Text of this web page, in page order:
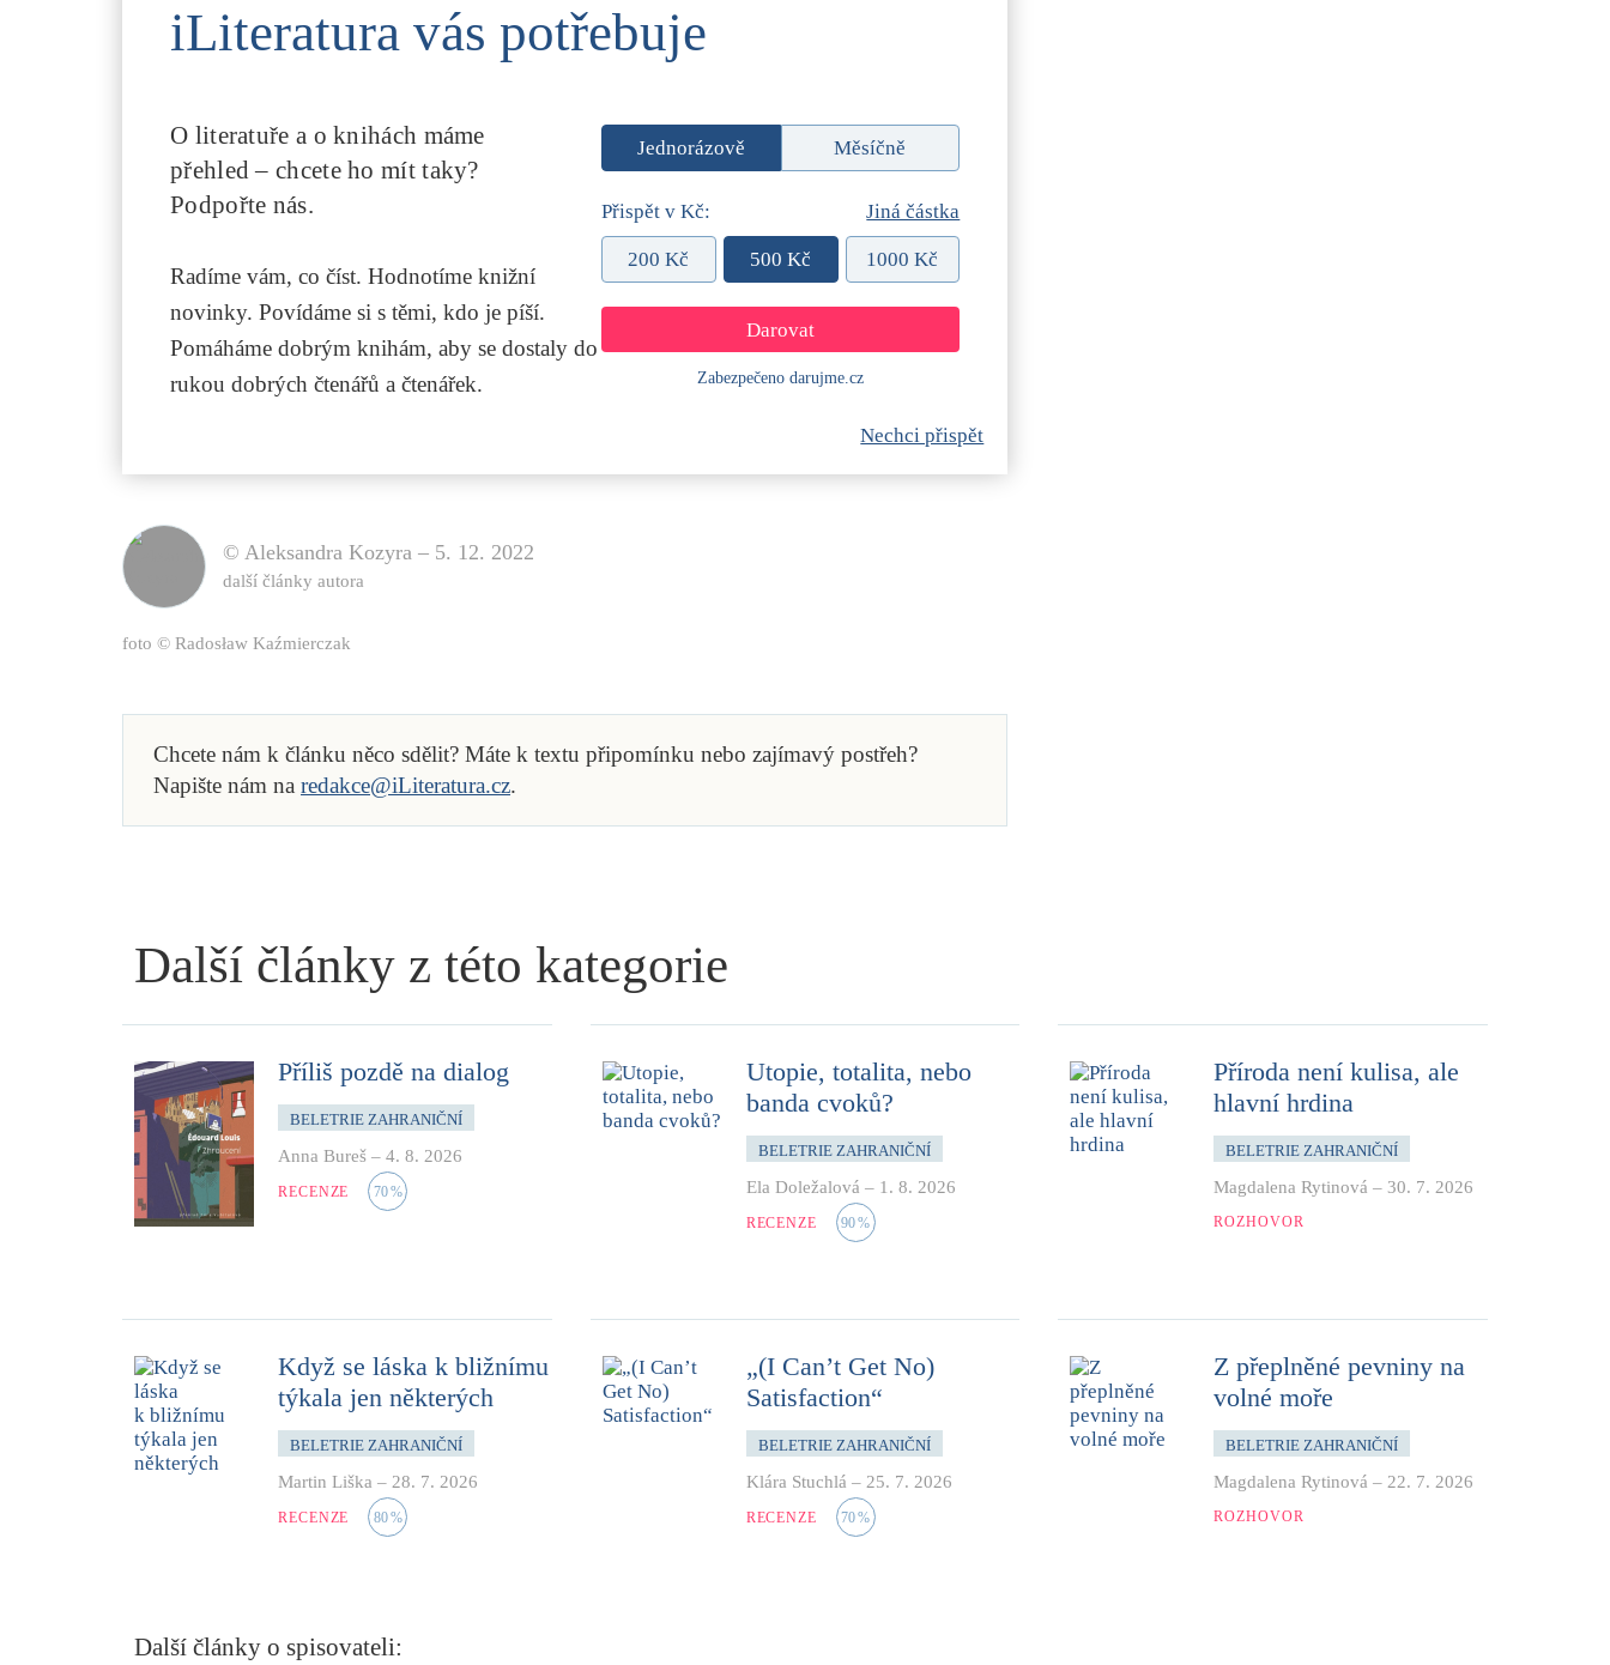
iLiteratura vás potřebuje
O literatuře a o knihách máme
přehled – chcete ho mít taky?
Podpořte nás.
Radíme vám, co číst. Hodnotíme knižní
novinky. Povídáme si s těmi, kdo je píší.
Pomáháme dobrým knihám, aby se dostaly do
rukou dobrých čtenářů a čtenářek.
Jednorázově Měsíčně
Přispět v Kč: Jiná částka
200 Kč 500 Kč 1000 Kč
Zabezpečeno darujme.cz
Nechci přispět
© Aleksandra Kozyra – 5. 12. 2022
další články autora
foto © Radosław Kaźmierczak
Chcete nám k článku něco sdělit? Máte k textu připomínku nebo zajímavý postřeh?
Napište nám na redakce@iLiteratura.cz.
Další články z této kategorie
Příliš pozdě na dialog
BELETRIE ZAHRANIČNÍ
Anna Bureš – 4. 8. 2026
RECENZE 70%
Utopie, totalita, nebo
banda cvoků?
BELETRIE ZAHRANIČNÍ
Ela Doležalová – 1. 8. 2026
RECENZE 90%
Příroda není kulisa, ale
hlavní hrdina
BELETRIE ZAHRANIČNÍ
Magdalena Rytinová –30. 7. 2026
ROZHOVOR
Když se láska k bližnímu
týkala jen některých
BELETRIE ZAHRANIČNÍ
Martin Liška – 28. 7. 2026
RECENZE 80%
„(I Can’t Get No)
Satisfaction“
BELETRIE ZAHRANIČNÍ
Klára Stuchlá – 25. 7. 2026
RECENZE 70%
Z přeplněné pevniny na
volné moře
BELETRIE ZAHRANIČNÍ
Magdalena Rytinová – 22. 7. 2026
ROZHOVOR
Další články o spisovateli: